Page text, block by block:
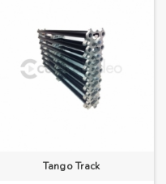
Tango Track